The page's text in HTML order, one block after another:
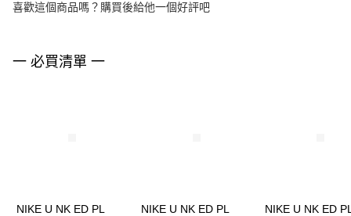
喜歡這個商品嗎？購買後給他一個好評吧
一 必買清單 一
NIKE U NK ED PL NIKE U NK ED PL NIKE U NK ED